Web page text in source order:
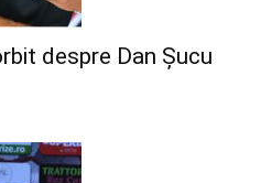
despre Dan Șucu